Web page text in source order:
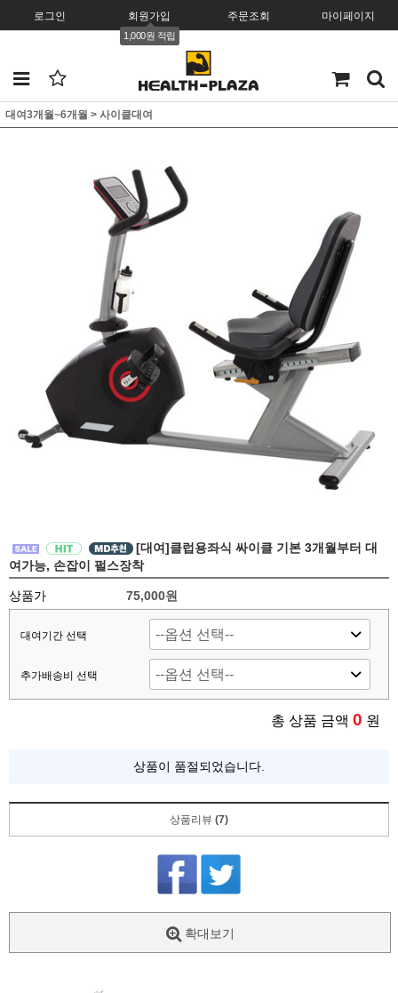
로그인 회원가입
1,000원 적립
주문조회 마이페이지
대여3개월~6개월 > 사이클대여
[대여]클럽용좌식 싸이클 기본 3개월부터 대
여가능, 손잡이 펄스장착
상품가 75,000원
대여기간 선택
추가배송비 선택
총 상품 금액 0 원
상품이 품절되었습니다.
상품리뷰 (7)
확대보기